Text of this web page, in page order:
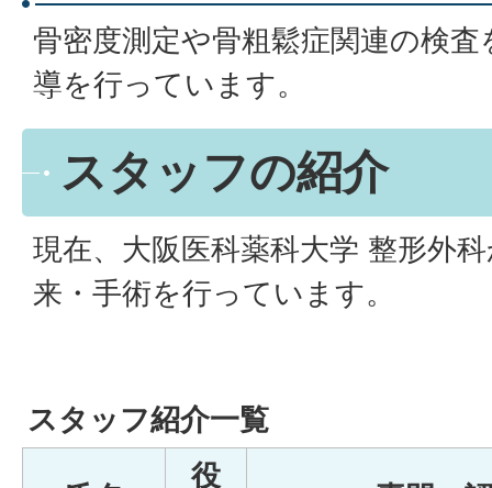
骨密度測定や骨粗鬆症関連の検
導を行っています。
スタッフの紹介
現在、大阪医科薬科大学 整形外
来・手術を行っています。
スタッフ紹介一覧
役